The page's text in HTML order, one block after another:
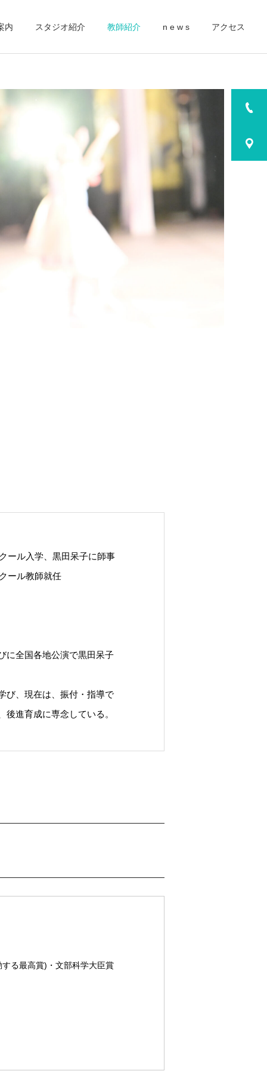
内 スタジオ紹介 教師紹介 n e w s アクセス
詳細を見る
第44回あきた全国舞踊祭
モダンダンスコンクール
2025春 コンクール出場報
ール入学、黒田呆子に師事
ール教師就任
に全国各地公演で黒田呆子
び、現在は、振付・指導で
後進育成に専念している。
る最高賞)・文部科学大臣賞